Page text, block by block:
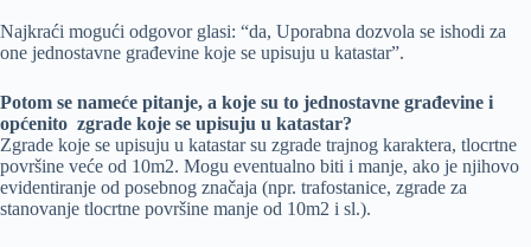
Najkraći mogući odgovor glasi: “da, Uporabna dozvola se ishodi za
one jednostavne građevine koje se upisuju u katastar”.
Potom se nameće pitanje, a koje su to jednostavne građevine i
općenito zgrade koje se upisuju u katastar?
Zgrade koje se upisuju u katastar su zgrade trajnog karaktera, tlocrtne
površine veće od 10m2. Mogu eventualno biti i manje, ako je njihovo
evidentiranje od posebnog značaja (npr. trafostanice, zgrade za
stanovanje tlocrtne površine manje od 10m2 i sl.).